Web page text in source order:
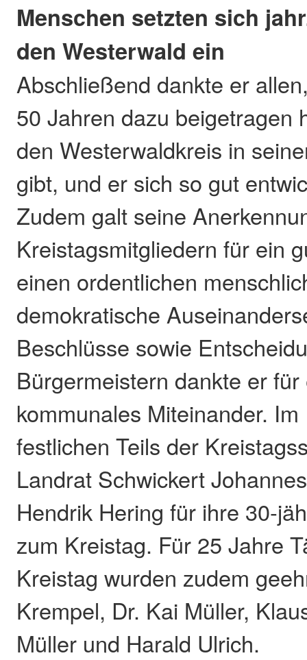
Menschen setzten sich
den Westerwald ein
Abschließend dankte er
50 Jahren dazu beigetragen
den Westerwaldkreis in
gibt, und er sich so gut
Zudem galt seine
Kreistagsmitgliedern für ein
einen ordentlichen
demokratische
Beschlüsse sowie
Bürgermeistern dankte er
kommunales Miteinander.
festlichen Teils der
Landrat Schwickert
Hendrik Hering für ihre 30-
zum Kreistag. Für 25 Jahre
Kreistag wurden zudem
Krempel, Dr. Kai Müller,
Müller und Harald Ulrich.